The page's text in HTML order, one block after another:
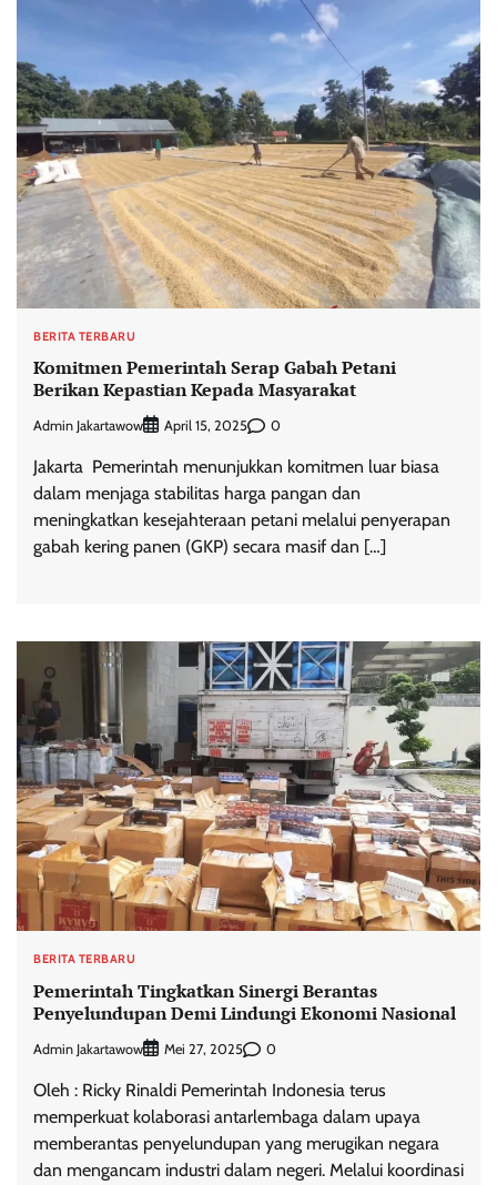
BERITA TERBARU
Komitmen Pemerintah Serap Gabah Petani
Berikan Kepastian Kepada Masyarakat
Admin Jakartawow April 15, 2025 0
Jakarta  Pemerintah menunjukkan komitmen luar biasa
dalam menjaga stabilitas harga pangan dan
meningkatkan kesejahteraan petani melalui penyerapan
gabah kering panen (GKP) secara masif dan […]
BERITA TERBARU
Pemerintah Tingkatkan Sinergi Berantas
Penyelundupan Demi Lindungi Ekonomi Nasional
Admin Jakartawow Mei 27, 2025 0
Oleh : Ricky Rinaldi Pemerintah Indonesia terus
memperkuat kolaborasi antarlembaga dalam upaya
memberantas penyelundupan yang merugikan negara
dan mengancam industri dalam negeri. Melalui koordinasi